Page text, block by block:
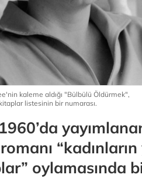
kaleme aldığı "Bülbülü Öldürmek",
listesinin bir numarası.
oylamasında